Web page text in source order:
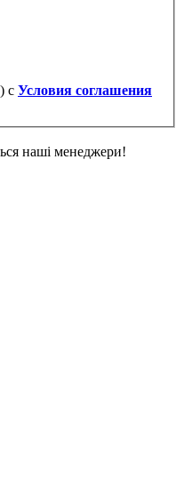
с Условия соглашения
наші менеджери!